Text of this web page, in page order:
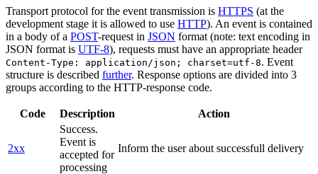
Transport protocol for the event transmission is HTTPS (at the
development stage it is allowed to use HTTP). An event is contained
in a body of a POST-request in JSON format (note: text encoding in
JSON format is UTF-8), requests must have an appropriate header
Content-Type: application/json; charset=utf-8. Event
structure is described further. Response options are divided into 3
groups according to the HTTP-response code.
Code Description Action
2xx
Success.
Event is
accepted for
processing
Inform the user about successfull delivery